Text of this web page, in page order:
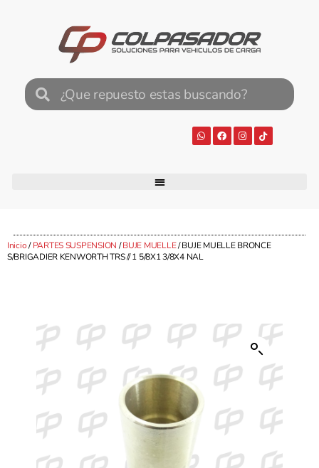
Inicio/PARTES SUSPENSION /BUJE MUELLE/ BUJE MUELLE BRONCE
S/BRIGADIER KENWORTH TRS // 1 5/8X1 3/8X4 NAL